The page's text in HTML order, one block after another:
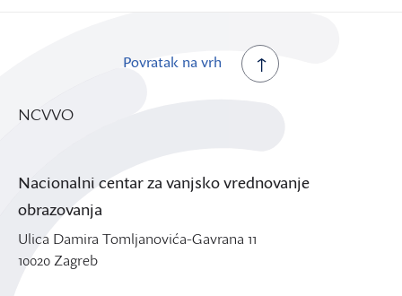
Povratak na vrh
NCVVO
Nacionalni centar za vanjsko vrednovanje
obrazovanja
Ulica Damira Tomljanovića-Gavrana 11
10020 Zagreb